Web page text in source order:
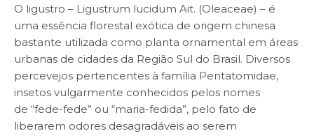
O ligustro – Ligustrum lucidum Ait. (Oleaceae) – é
uma essência florestal exótica de origem chinesa
bastante utilizada como planta ornamental em áreas
urbanas de cidades da Região Sul do Brasil. Diversos
percevejos pertencentes à família Pentatomidae,
insetos vulgarmente conhecidos pelos nomes
de “fede-fede” ou “maria-fedida”, pelo fato de
liberarem odores desagradáveis ao serem